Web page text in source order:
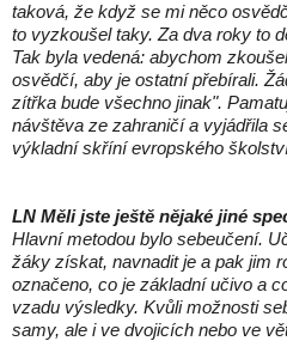
taková, že když se mi něco
to vyzkoušel taky. Za dva roky to
Tak byla vedená: abychom
osvědčí, aby je ostatní přebírali.
zítřka bude všechno jinak".
návštěva ze zahraničí a vyjádřila
výkladní skříní evropského
LN Měli jste ještě nějaké jiné
Hlavní metodou bylo sebeučení.
žáky získat, navnadit je a pak jim
označeno, co je základní učivo a
vzadu výsledky. Kvůli možnosti
samy, ale i ve dvojicích nebo ve